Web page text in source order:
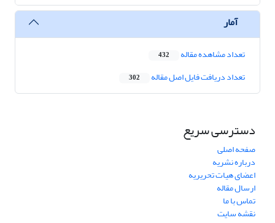
آمار
تعداد مشاهده مقاله 432
تعداد دریافت فایل اصل مقاله 302
دسترسی سریع
صفحه اصلی
درباره نشریه
اعضای هیات تحریریه
ارسال مقاله
تماس با ما
نقشه سایت